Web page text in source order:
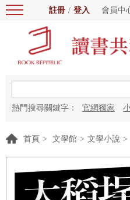
註冊 / 登入 會員中
熱門搜尋關鍵字： 官網獨家
首頁 > 文學館 > 文學小說 >